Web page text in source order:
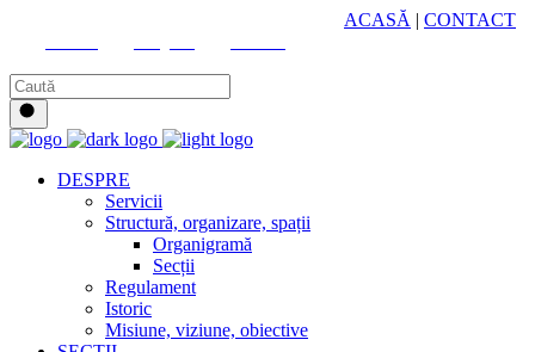
ACASĂ | CONTACT
DESPRE
Servicii
Structură, organizare, spații
Organigramă
Secții
Regulament
Istoric
Misiune, viziune, obiective